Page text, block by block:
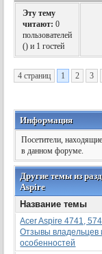
Эту тему
читают: 0
пользователей
() и 1 гостей
4 страниц 1 2 3
Информация
Посетители,
в данном форуме.
Другие темы из
Aspire
Название темы
Acer Aspire 4741,
Отзывы владельцев
особенностей